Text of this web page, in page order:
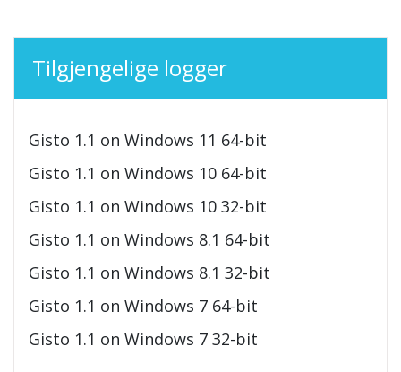
Tilgjengelige logger
Gisto 1.1 on Windows 11 64-bit
Gisto 1.1 on Windows 10 64-bit
Gisto 1.1 on Windows 10 32-bit
Gisto 1.1 on Windows 8.1 64-bit
Gisto 1.1 on Windows 8.1 32-bit
Gisto 1.1 on Windows 7 64-bit
Gisto 1.1 on Windows 7 32-bit